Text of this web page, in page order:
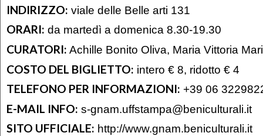
INDIRIZZO: viale delle Belle arti 131
ORARI: da martedì a domenica 8.30-19.30
CURATORI: Achille Bonito Oliva, Maria Vittoria
COSTO DEL BIGLIETTO: intero € 8, ridotto € 4
TELEFONO PER INFORMAZIONI: +39 06
E-MAIL INFO: s-gnam.uffstampa@beniculturali.it
SITO UFFICIALE: http://www.gnam.beniculturali.it